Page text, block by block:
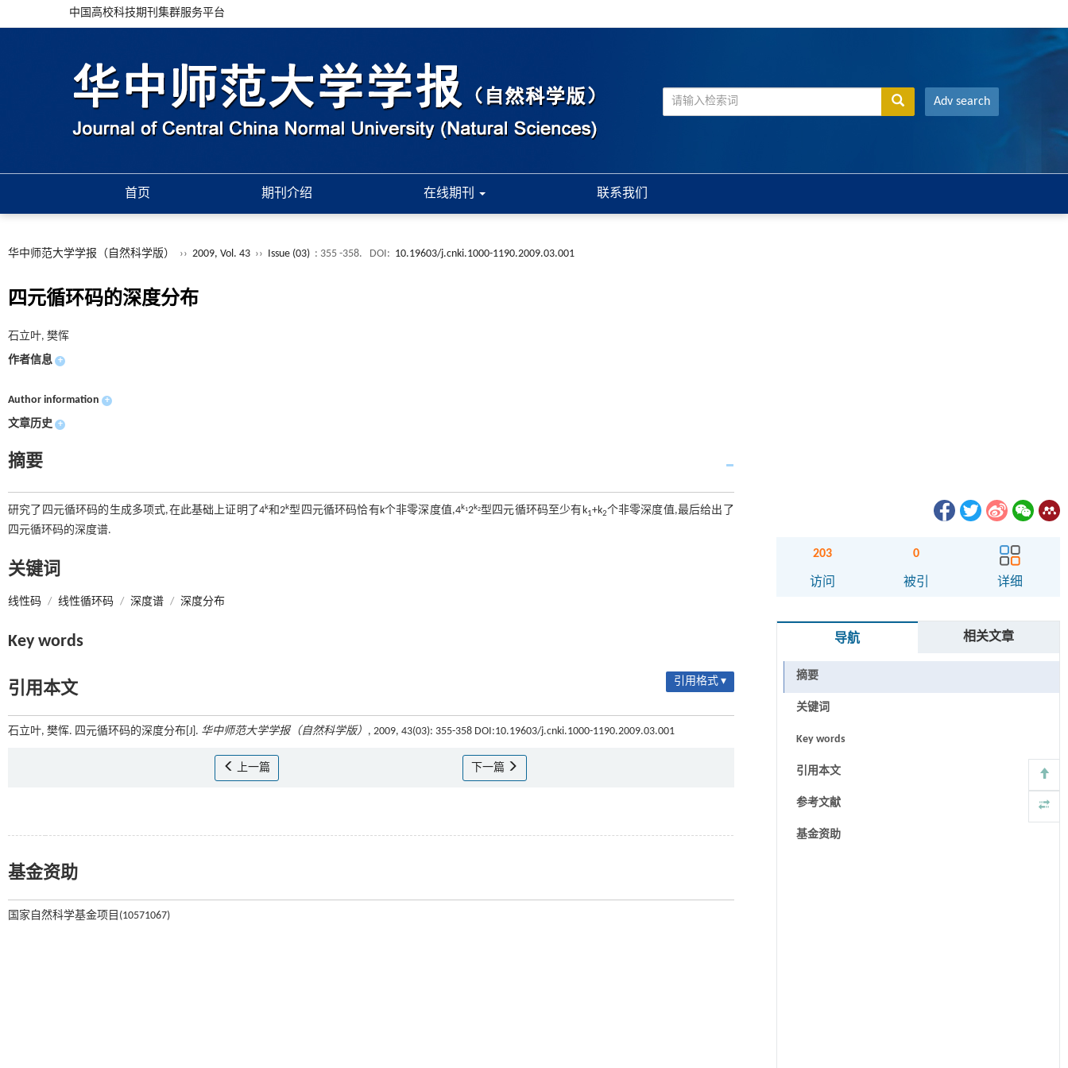
中国高校科技期刊集群服务平台
Adv search
首页 期刊介绍 在线期刊 联系我们
华中师范大学学报（自然科学版） ›› 2009, Vol. 43 ›› Issue (03) : 355 -358. DOI: 10.19603/j.cnki.1000-1190.2009.03.001
四元循环码的深度分布
石立叶, 樊恽
作者信息 +
Author information +
文章历史 +
摘要
研究了四元循环码的生成多项式,在此基础上证明了4k和2k型四元循环码恰有k个非零深度值,4k12k2型四元循环码至少有k1+k2个非零深度值,最后给出了
四元循环码的深度谱.
关键词
线性码 / 线性循环码 / 深度谱 / 深度分布
Key words
引用本文 引用格式 ▾
石立叶, 樊恽. 四元循环码的深度分布[J]. 华中师范大学学报（自然科学版） , 2009, 43(03): 355-358 DOI:10.19603/j.cnki.1000-1190.2009.03.001
上一篇 下一篇
基金资助
国家自然科学基金项目(10571067)
203
访问
0
被引 详细
导航 相关文章
摘要
关键词
Key words
引用本文
参考文献
基金资助